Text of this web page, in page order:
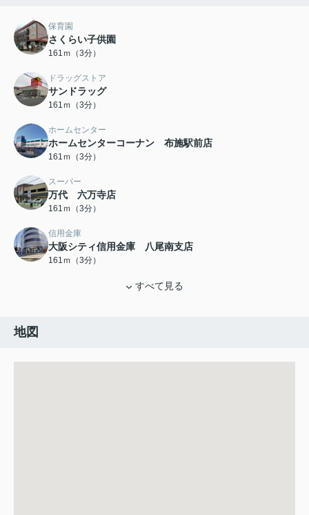
保育園
さくらい子供園
161ｍ（3分）
ドラッグストア
サンドラッグ
161ｍ（3分）
ホームセンター
ホームセンターコーナン 布施駅前店
161ｍ（3分）
スーパー
万代 六万寺店
161ｍ（3分）
信用金庫
大阪シティ信用金庫 八尾南支店
161ｍ（3分）
すべて見る
地図